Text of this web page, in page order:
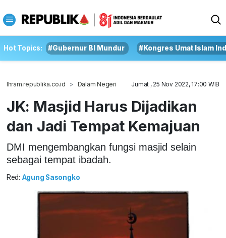
Hot Topics: #Gubernur BI Mundur #Kongres Umat Islam
Ihram.republika.co.id Dalam Negeri Jumat , 25 Nov 2022, 17:00 WIB
JK: Masjid Harus Dijadikan
dan Jadi Tempat Kemajuan
DMI mengembangkan fungsi masjid selain
sebagai tempat ibadah.
Red: Agung Sasongko